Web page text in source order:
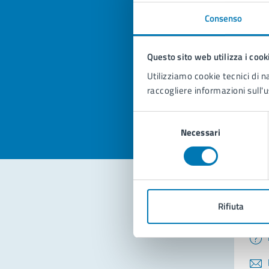
Consenso
Questo sito web utilizza i
Utilizziamo cookie tecnici di
raccogliere informazioni
Necessari
Rifiuta
Valuta